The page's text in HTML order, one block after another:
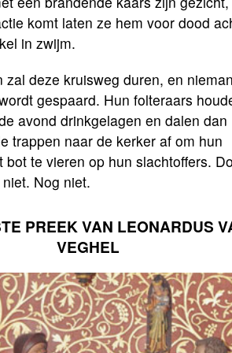
komt laten ze hem voor dood
in zwijm.
zal deze kruisweg duren, en
gespaard. Hun folteraars
avond drinkgelagen en dalen dan
trappen naar de kerker af om hun
bot te vieren op hun slachtoffers.
Nog niet.
PREEK VAN LEONARDUS
VEGHEL